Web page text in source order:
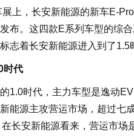
，长安新能源的新车E-Pro
布。这四款E系列车型的综
志着长安新能源进入到了1.5
时代
时代，主力车型是逸动EV
能源主攻营运市场，超过七
长安新能源看来，营运市场